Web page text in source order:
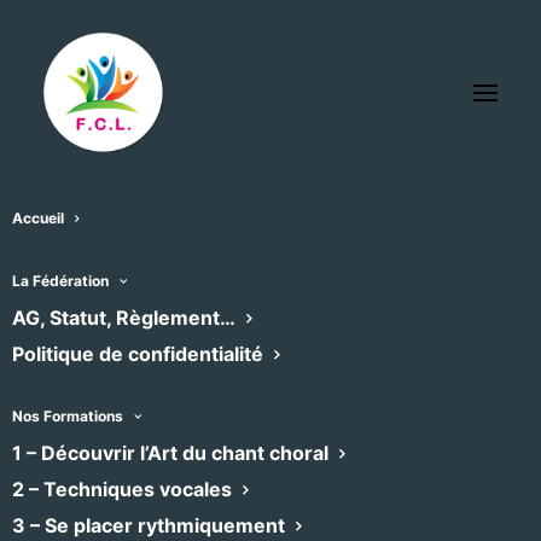
Accueil
La Fédération
AG, Statut, Règlement…
Politique de confidentialité
Nos Formations
1 – Découvrir l’Art du chant choral
2 – Techniques vocales
3 – Se placer rythmiquement
L’agenda des chœurs
adhérents
Retrouvez ici l’agenda des concerts et
formations des chœurs adhérents à la
Fédération, filtrable par emplacement et